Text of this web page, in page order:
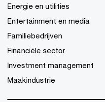
Energie en utilities
Entertainment en media
Familiebedrijven
Financiële sector
Investment management
Maakindustrie